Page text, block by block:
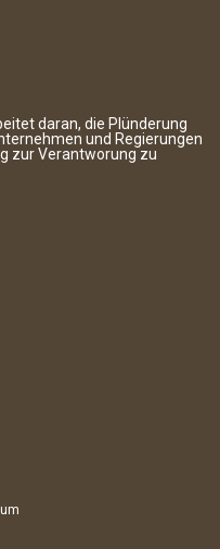
daran, die Plünderung
und Regierungen
zur Verantworung zu